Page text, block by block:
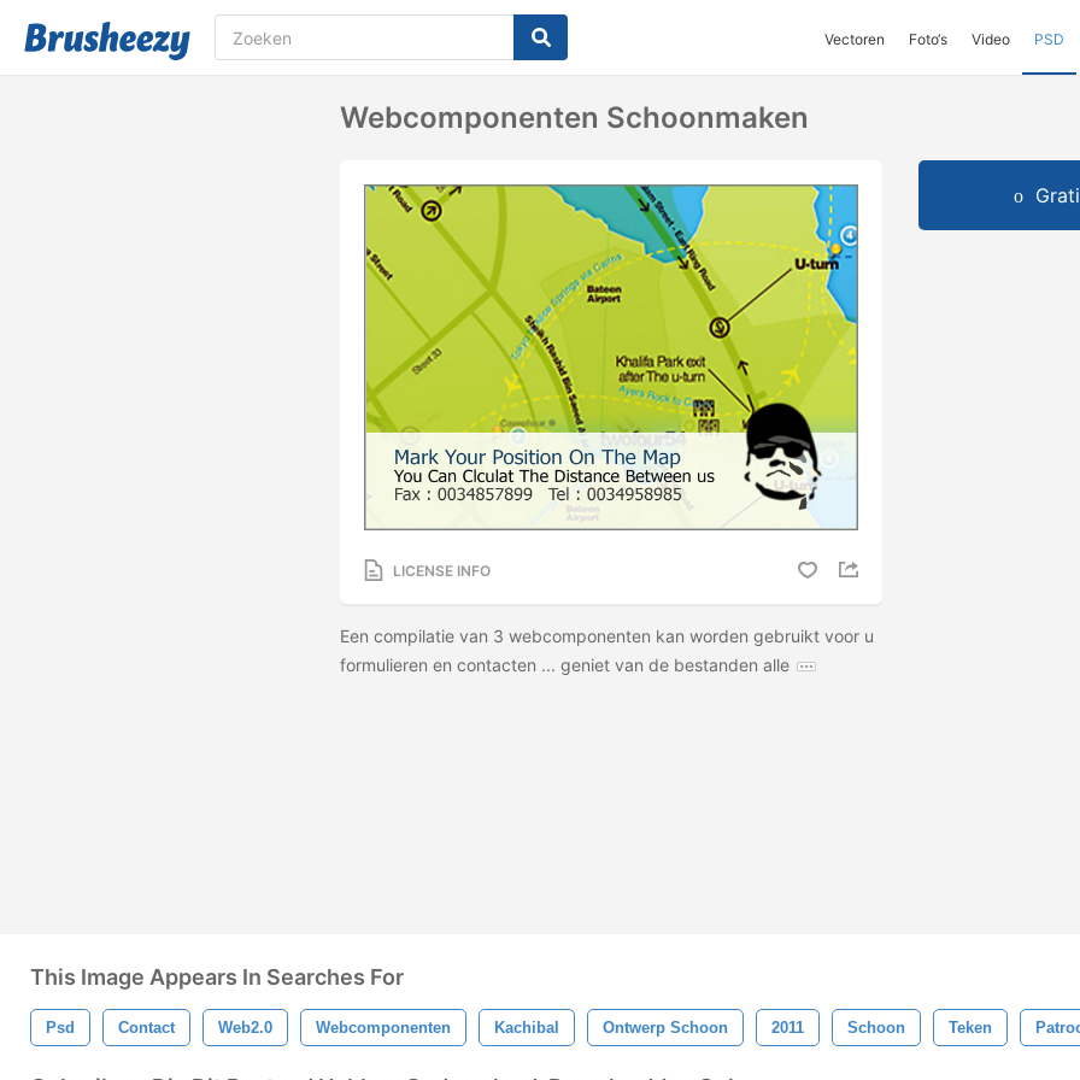
Vectoren Foto‘s Video PSD
Webcomponenten Schoonmaken
LICENSE INFO
Een compilatie van 3 webcomponenten kan worden gebruikt voor u
formulieren en contacten ... geniet van de bestanden alle
This Image Appears In Searches For
Psd Contact Web2.0 Webcomponenten Kachibal Ontwerp Schoon 2011 Schoon Teken